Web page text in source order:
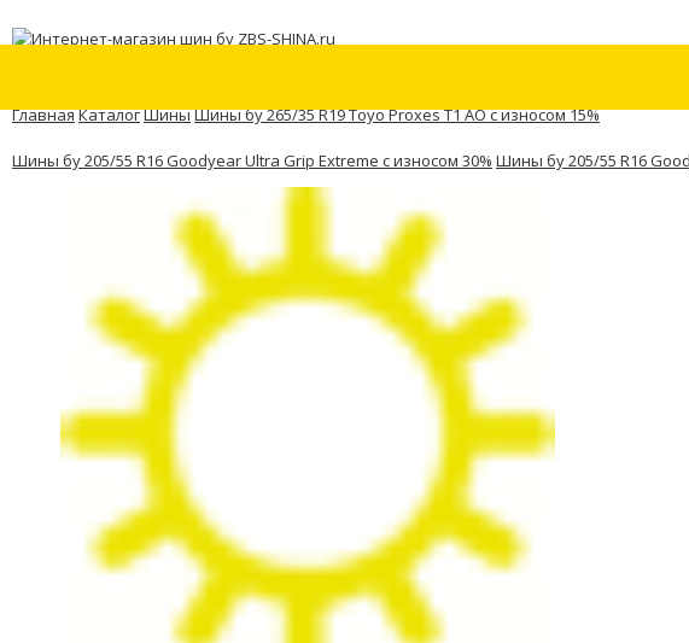
ГлавнаяКаталогШиныШины бу 265/35 R19 Toyo Proxes T1 AO с износом 15%
Шины бу 205/55 R16 Goodyear Ultra Grip Extreme с износом 30% Шины бу 205/55 R16